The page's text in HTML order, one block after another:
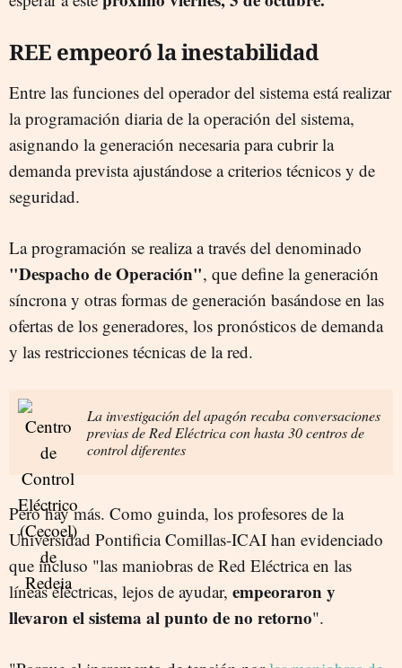
REE empeoró la inestabilidad
Entre las funciones del operador del sistema está realizar
la programación diaria de la operación del sistema,
asignando la generación necesaria para cubrir la
demanda prevista ajustándose a criterios técnicos y de
seguridad.
La programación se realiza a través del denominado
"Despacho de Operación", que define la generación
síncrona y otras formas de generación basándose en las
ofertas de los generadores, los pronósticos de demanda
y las restricciones técnicas de la red.
La investigación del apagón recaba conversaciones
previas de Red Eléctrica con hasta 30 centros de
control diferentes
Pero hay más. Como guinda, los profesores de la
Universidad Pontificia Comillas-ICAI han evidenciado
que incluso "las maniobras de Red Eléctrica en las
líneas eléctricas, lejos de ayudar, empeoraron y
llevaron el sistema al punto de no retorno".